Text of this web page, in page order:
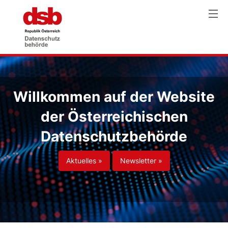
Willkommen auf der Website
der Österreichischen
Datenschutzbehörde
Aktuelles » Newsletter »